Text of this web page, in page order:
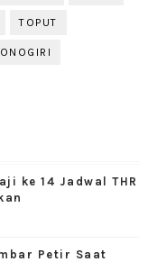
TOPUT
ke 14 Jadwal THR
Petir Saat